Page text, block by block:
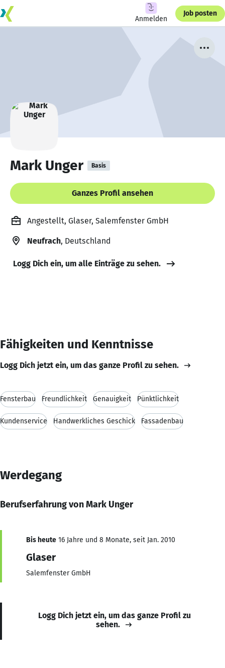
Anmelden
Job posten
Mark Unger Basis
Ganzes Profil ansehen
Angestellt, Glaser, Salemfenster GmbH
Neufrach, Deutschland
Logg Dich ein, um alle Einträge zu sehen.
Fähigkeiten und Kenntnisse
Logg Dich jetzt ein, um das ganze Profil zu sehen.
Fensterbau Freundlichkeit Genauigkeit Pünktlichkeit
Kundenservice Handwerkliches Geschick Fassadenbau
Werdegang
Berufserfahrung von Mark Unger
Bis heute 16 Jahre und 8 Monate, seit Jan. 2010
Glaser
Salemfenster GmbH
Logg Dich jetzt ein, um das ganze Profil zu
sehen.